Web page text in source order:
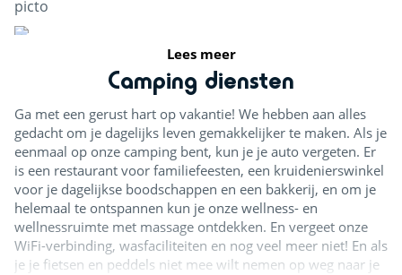
Kitesurfen
Activiteiten in de natuur
Klimmuur <1km
Paardenstal
Duiken <5km
Lees meer
Camping diensten
Ga met een gerust hart op vakantie! We hebben aan alles
gedacht om je dagelijks leven gemakkelijker te maken. Als je
eenmaal op onze camping bent, kun je je auto vergeten. Er
is een restaurant voor familiefeesten, een kruidenierswinkel
voor je dagelijkse boodschappen en een bakkerij, en om je
helemaal te ontspannen kun je onze wellness- en
wellnessruimte met massage ontdekken. En vergeet onze
WiFi-verbinding, wasfaciliteiten en nog veel meer niet! En als
je je fietsen en peddels niet mee wilt nemen op weg naar je